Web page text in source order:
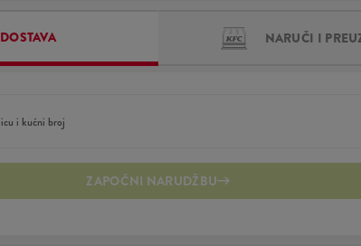
DOSTAVA NARUČI I
ZAPOČNI NARUDŽBU